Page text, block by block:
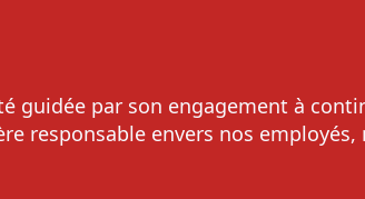
guidée par son engagement à
responsable envers nos